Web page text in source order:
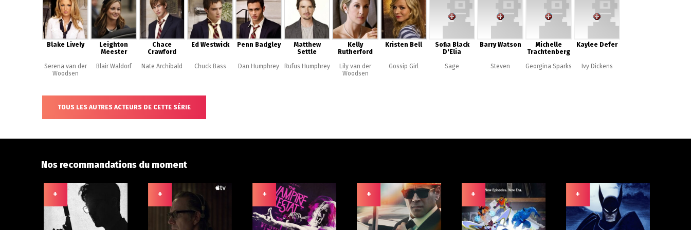
Blake Lively
Serena van der
Woodsen
Leighton
Meester
Blair Waldorf
Chace
Crawford
Nate Archibald
Ed Westwick
Chuck Bass
Penn Badgley
Dan Humphrey
Matthew
Settle
Rufus Humphrey
Kelly
Rutherford
Lily van der
Woodsen
Kristen Bell
Gossip Girl
Sofia Black
D'Elia
Sage
Barry Watson
Steven
Michelle
Trachtenberg
Georgina Sparks
Kaylee Defer
Ivy Dickens
TOUS LES AUTRES ACTEURS DE CETTE SÉRIE
Nos recommandations du moment
+ + + + + +